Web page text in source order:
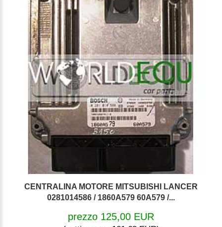
CENTRALINA MOTORE MITSUBISHI LANCER
0281014586 / 1860A579 60A579 /...
prezzo 125,00 EUR